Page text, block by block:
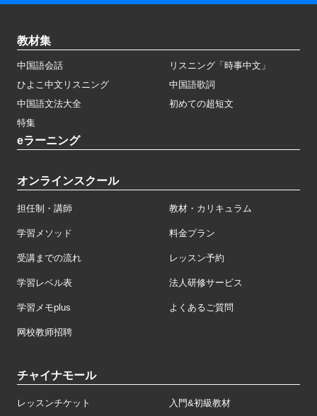
教材集
中国語会話
リスニング「時事中文」
ひよこ中文リスニング
中国語歌詞
中国語文法大全
初めての超短文
特集
eラーニング
オンラインスクール
担任制・講師 教材・カリキュラム
学習メソッド 料金プラン
受講までの流れ レッスン予約
学習レベル表 法人研修サービス
学習メモplus よくあるご質問
网校教师招聘
チャイナモール
レッスンチケット 入門&初級教材